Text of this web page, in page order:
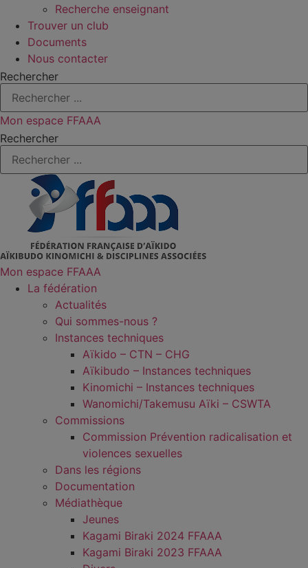
Recherche enseignant
Trouver un club
Documents
Nous contacter
Rechercher
Mon espace FFAAA
Rechercher
Mon espace FFAAA
La fédération
Actualités
Qui sommes-nous ?
Instances techniques
Aïkido – CTN – CHG
Aïkibudo – Instances techniques
Kinomichi – Instances techniques
Wanomichi/Takemusu Aïki – CSWTA
Commissions
Commission Prévention radicalisation et
violences sexuelles
Dans les régions
Documentation
Médiathèque
Jeunes
Kagami Biraki 2024 FFAAA
Kagami Biraki 2023 FFAAA